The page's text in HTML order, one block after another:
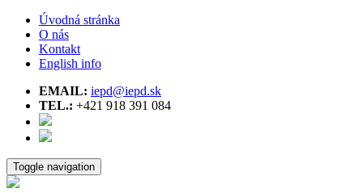
Úvodná stránka
O nás
Kontakt
English info
EMAIL: iepd@iepd.sk
TEL.: +421 918 391 084
Toggle navigation